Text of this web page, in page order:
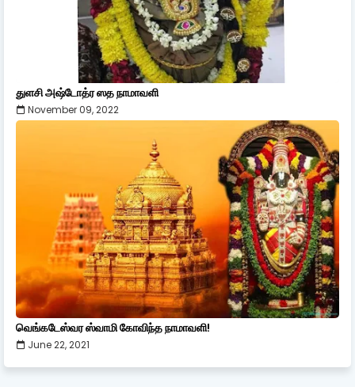
துளசி அஷ்டோத்ர ஸத நாமாவளி
November 09, 2022
வெங்கடேஸ்வர ஸ்வாமி கோவிந்த நாமாவளி!
June 22, 2021